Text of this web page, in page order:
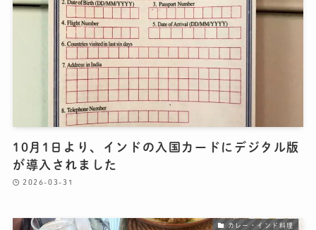
10月1日より、インドの入国カードにデジタル版
が導入されました
2026-03-31
カレー・インド料理